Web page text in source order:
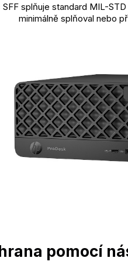
splňuje standard MIL-
minimálně splňoval nebo
pomocí